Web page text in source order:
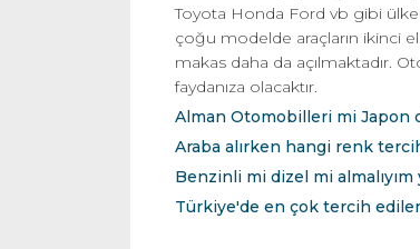
Toyota Honda Ford vb gibi
çoğu modelde araçların ikinci el
makas daha da açılmaktadır.
faydanıza olacaktır.
Alman Otomobilleri mi
Araba alırken hangi renk
Benzinli mi dizel mi almalıyım
Türkiye'de en çok tercih